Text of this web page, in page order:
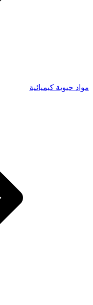
مواد حيوية كيميائية